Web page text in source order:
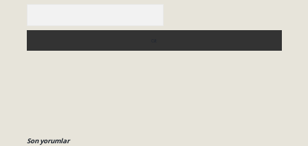
Son yorumlar